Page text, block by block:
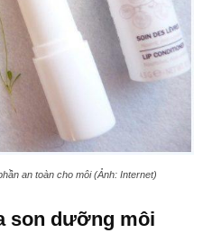
an toàn cho môi (Ảnh: Internet)
son dưỡng môi